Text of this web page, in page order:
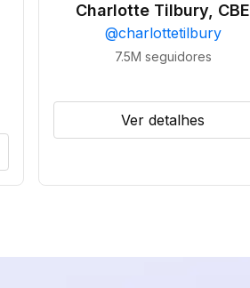
Charlotte Tilbury, CBE
@charlottetilbury
7.5M seguidores
Ver detalhes